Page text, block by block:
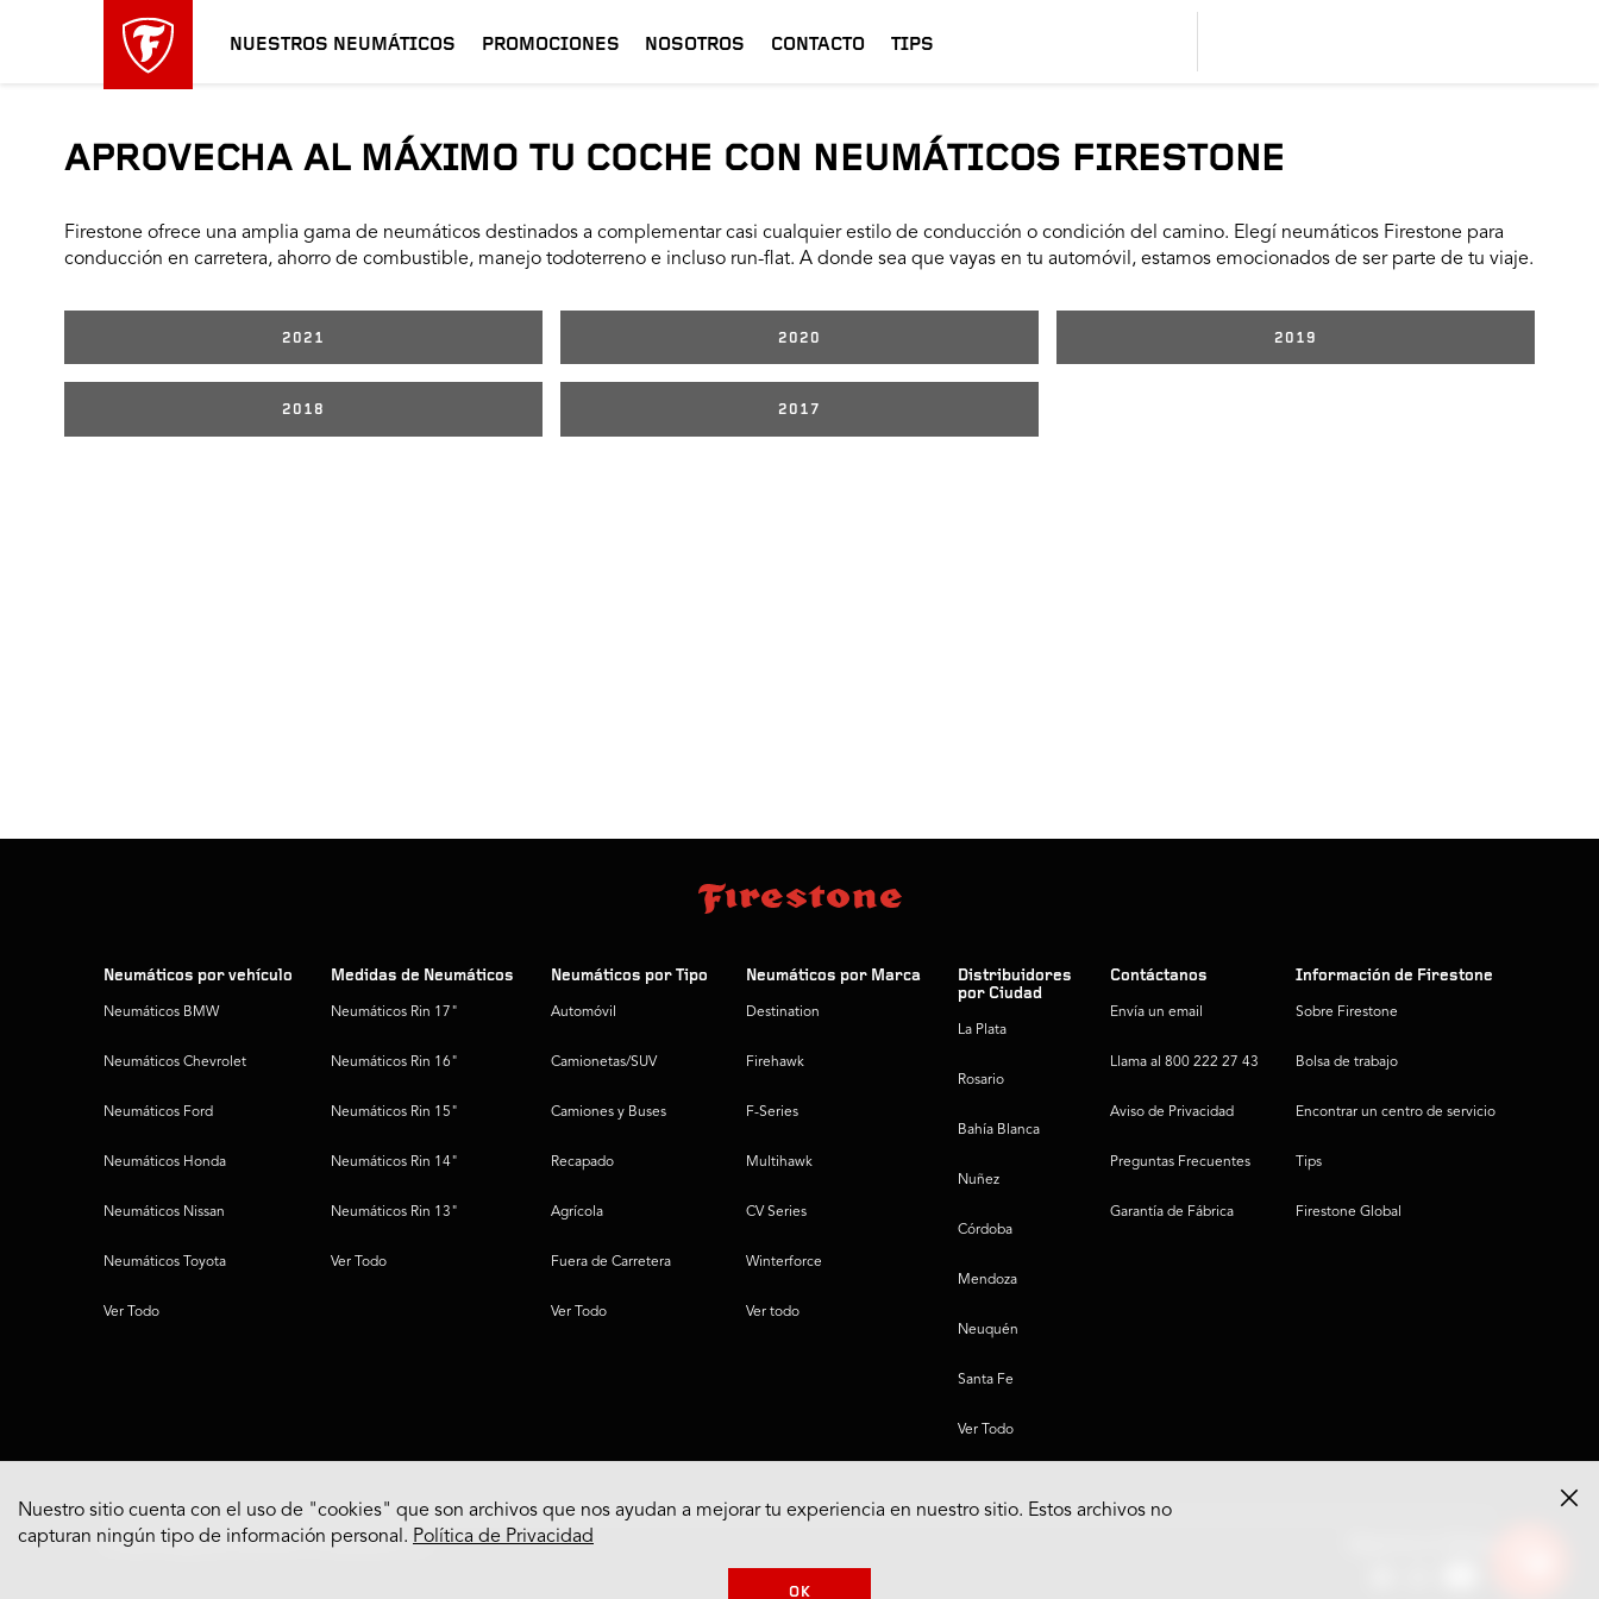
NUESTROS NEUMÁTICOS PROMOCIONES NOSOTROS CONTACTO TIPS
APROVECHA AL MÁXIMO TU COCHE CON NEUMÁTICOS FIRESTONE
Firestone ofrece una amplia gama de neumáticos destinados a complementar casi cualquier estilo de conducción o condición del camino. Elegí neumáticos Firestone para
conducción en carretera, ahorro de combustible, manejo todoterreno e incluso run-flat. A donde sea que vayas en tu automóvil, estamos emocionados de ser parte de tu viaje.
2021 2020 2019
2018 2017
Neumáticos por vehículo
Neumáticos BMW
Neumáticos Chevrolet
Neumáticos Ford
Neumáticos Honda
Neumáticos Nissan
Neumáticos Toyota
Ver Todo
Medidas de Neumáticos
Neumáticos Rin 17"
Neumáticos Rin 16"
Neumáticos Rin 15"
Neumáticos Rin 14"
Neumáticos Rin 13"
Ver Todo
Neumáticos por Tipo
Automóvil
Camionetas/SUV
Camiones y Buses
Recapado
Agrícola
Fuera de Carretera
Ver Todo
Neumáticos por Marca
Destination
Firehawk
F-Series
Multihawk
CV Series
Winterforce
Ver todo
Distribuidores
por Ciudad
La Plata
Rosario
Bahía Blanca
Nuñez
Córdoba
Mendoza
Neuquén
Santa Fe
Ver Todo
Contáctanos
Envía un email
Llama al 800 222 27 43
Aviso de Privacidad
Preguntas Frecuentes
Garantía de Fábrica
Información de Firestone
Sobre Firestone
Bolsa de trabajo
Encontrar un centro de servicio
Tips
Firestone Global
© 2022 Bridgestone Americas Tire Operations, LLC
Nuestro sitio cuenta con el uso de "cookies" que son archivos que nos ayudan a mejorar tu experiencia en nuestro sitio. Estos archivos no
capturan ningún tipo de información personal. Política de Privacidad
OK